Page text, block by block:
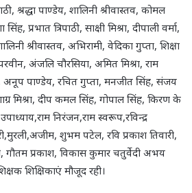
श्रद्धा पाण्डेय, शालिनी श्रीवास्तव, कोमल
प्रभात त्रिपाठी, साक्षी मिश्रा, दीपाली वर्मा,
श्रीवास्तव, अभिरामी, वेदिका गुप्ता, शिक्षा
अंजलि चौरसिया, अमित मिश्रा, राम
पाण्डेय, रचित गुप्ता, मनजीत सिंह, संजय
मिश्रा, दीप कमल सिंह, गोपाल सिंह, किरण के
निरंजन,राम स्वरूप,रविन्द्र
शुभम पटेल, रवि प्रकाश तिवारी,
गौतम प्रकाश, विकास कुमार चतुर्वेदी अभय
शिक्षिकाएं मौजूद रही।